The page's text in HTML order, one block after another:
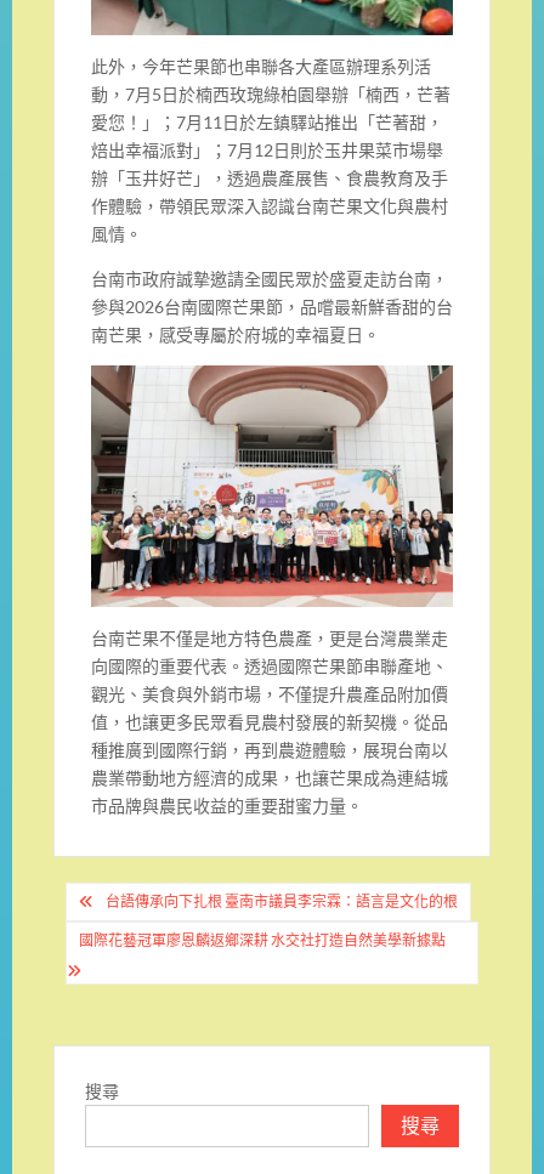
此外，今年芒果節也串聯各大產區辦理系列活
動，7月5日於楠西玫瑰綠柏園舉辦「楠西，芒著
愛您！」；7月11日於左鎮驛站推出「芒著甜，
焙出幸福派對」；7月12日則於玉井果菜市場舉
辦「玉井好芒」，透過農產展售、食農教育及手
作體驗，帶領民眾深入認識台南芒果文化與農村
風情。
台南市政府誠摯邀請全國民眾於盛夏走訪台南，
參與2026台南國際芒果節，品嚐最新鮮香甜的台
南芒果，感受專屬於府城的幸福夏日。
台南芒果不僅是地方特色農產，更是台灣農業走
向國際的重要代表。透過國際芒果節串聯產地、
觀光、美食與外銷市場，不僅提升農產品附加價
值，也讓更多民眾看見農村發展的新契機。從品
種推廣到國際行銷，再到農遊體驗，展現台南以
農業帶動地方經濟的成果，也讓芒果成為連結城
市品牌與農民收益的重要甜蜜力量。
文
章
導
台語傳承向下扎根 臺南市議員李宗霖：語言是文化的根
國際花藝冠軍廖恩麟返鄉深耕 水交社打造自然美學新據點
搜尋
搜尋